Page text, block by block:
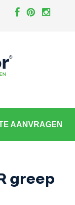
AANVRAGEN
greep